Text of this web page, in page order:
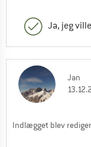
Ja, jeg
Jan
Indlægget blev